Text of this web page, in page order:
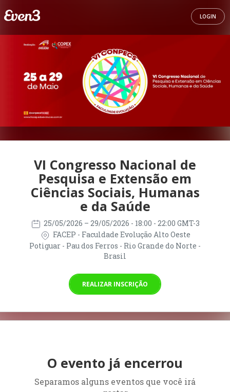
LOGIN
VI Congresso Nacional de
Pesquisa e Extensão em
Ciências Sociais, Humanas
e da Saúde
25/05/2026 – 29/05/2026 - 18:00 - 22:00 GMT-3
FACEP - Faculdade Evolução Alto Oeste
Potiguar - Pau dos Ferros - Rio Grande do Norte -
Brasil
REALIZAR INSCRIÇÃO
O evento já encerrou
Separamos alguns eventos que você irá